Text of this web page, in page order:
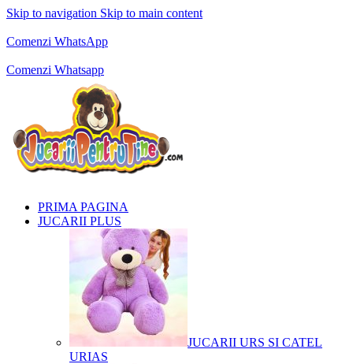
Skip to navigation Skip to main content
Comenzi WhatsApp
Comenzi Whatsapp
PRIMA PAGINA
JUCARII PLUS
JUCARII URS SI CATEL
URIAS